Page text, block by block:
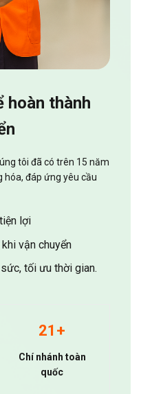
hoàn thành
tôi đã có trên 15 năm
hóa, đáp ứng yêu cầu
lợi
vận chuyển
tối ưu thời gian.
21+
Chí nhánh toàn
quốc